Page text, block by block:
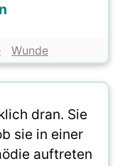
Wunde
dran. Sie
sie in einer
auftreten